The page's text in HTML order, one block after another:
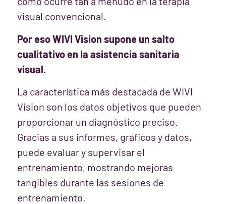
visual convencional.
Por eso WIVI Vision supone un salto
cualitativo en la asistencia sanitaria
visual.
La característica más destacada de WIVI
Vision son los datos objetivos que pueden
proporcionar un diagnóstico preciso.
Gracias a sus informes, gráficos y datos,
puede evaluar y supervisar el
entrenamiento, mostrando mejoras
tangibles durante las sesiones de
entrenamiento.